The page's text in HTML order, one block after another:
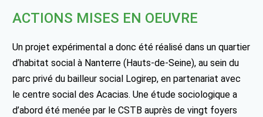
ACTIONS MISES EN OEUVRE
Un projet expérimental a donc été réalisé dans un quartier
d’habitat social à Nanterre (Hauts-de-Seine), au sein du
parc privé du bailleur social Logirep, en partenariat avec
le centre social des Acacias. Une étude sociologique a
d’abord été menée par le CSTB auprès de vingt foyers